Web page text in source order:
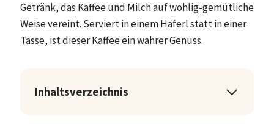
Getränk, das Kaffee und Milch auf wohlig-gemütliche
Weise vereint. Serviert in einem Häferl statt in einer
Tasse, ist dieser Kaffee ein wahrer Genuss.
Inhaltsverzeichnis